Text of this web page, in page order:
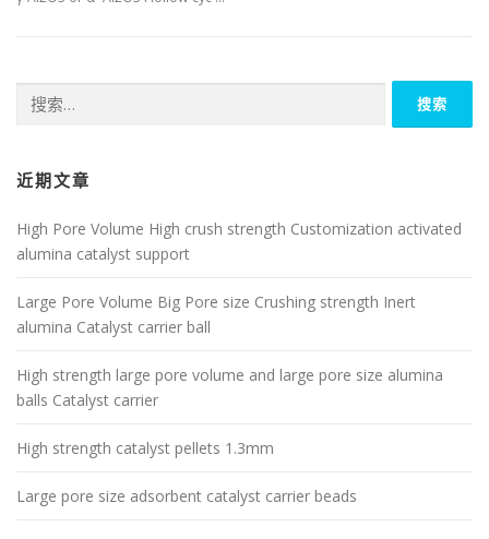
索：
近期文章
High Pore Volume High crush strength Customization activated
alumina catalyst support
Large Pore Volume Big Pore size Crushing strength Inert
alumina Catalyst carrier ball
High strength large pore volume and large pore size alumina
balls Catalyst carrier
High strength catalyst pellets 1.3mm
Large pore size adsorbent catalyst carrier beads